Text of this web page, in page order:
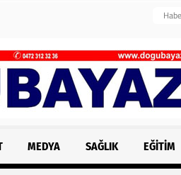
MEDYA SAĞLIK EĞITIM